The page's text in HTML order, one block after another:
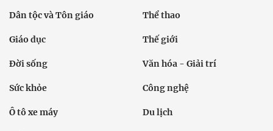
Dân tộc và Tôn giáo Thể thao
Giáo dục Thế giới
Đời sống Văn hóa - Giải trí
Sức khỏe Công nghệ
Ô tô xe máy Du lịch